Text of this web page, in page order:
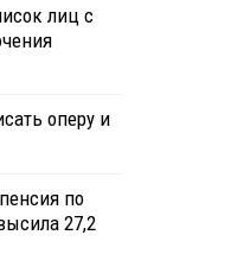
лиц с
оперу и
по
27,2